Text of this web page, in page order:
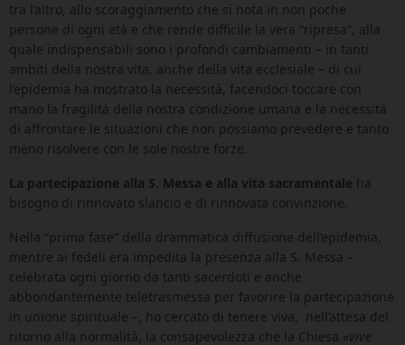
tra l’altro, allo scoraggiamento che si nota in non poche
persone di ogni età e che rende difficile la vera “ripresa”, alla
quale indispensabili sono i profondi cambiamenti – in tanti
ambiti della nostra vita, anche della vita ecclesiale – di cui
l’epidemia ha mostrato la necessità, facendoci toccare con
mano la fragilità della nostra condizione umana e la necessità
di affrontare le situazioni che non possiamo prevedere e tanto
meno risolvere con le sole nostre forze
La partecipazione alla S. Messa e alla vita sacramentale ha
bisogno di rinnovato slancio e di rinnovata convinzione.
Nella “prima fase” della drammatica diffusione dell’epidemia,
mentre ai fedeli era impedita la presenza alla S. Messa –
celebrata ogni giorno da tanti sacerdoti e anche
abbondantemente teletrasmessa per favorire la partecipazione
in unione spirituale –, ho cercato di tenere viva, nell’attesa del
ritorno alla normalità, la consapevolezza che la Chiesa «vive